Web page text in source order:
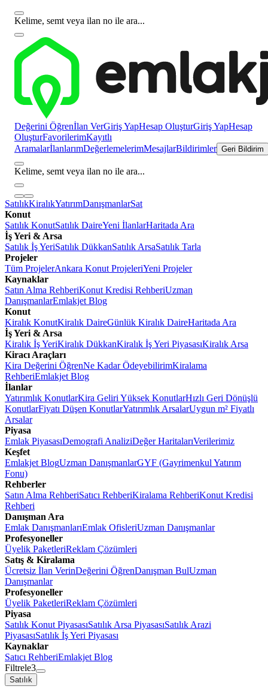
Kelime, semt veya ilan no ile ara...
Değerini Öğrenİlan VerGiriş YapHesap OluşturGiriş YapHesap
OluşturFavorilerimKayıtlı
AramalarİlanlarımDeğerlemelerimMesajlarBildirimler Geri Bildirim
Kelime, semt veya ilan no ile ara...
SatılıkKiralıkYatırımDanışmanlarSat
Konut
Satılık KonutSatılık DaireYeni İlanlarHaritada Ara
İş Yeri & Arsa
Satılık İş YeriSatılık DükkanSatılık ArsaSatılık Tarla
Projeler
Tüm ProjelerAnkara Konut ProjeleriYeni Projeler
Kaynaklar
Satın Alma RehberiKonut Kredisi RehberiUzman
DanışmanlarEmlakjet Blog
Konut
Kiralık KonutKiralık DaireGünlük Kiralık DaireHaritada Ara
İş Yeri & Arsa
Kiralık İş YeriKiralık DükkanKiralık İş Yeri PiyasasıKiralık Arsa
Kiracı Araçları
Kira Değerini ÖğrenNe Kadar ÖdeyebilirimKiralama
RehberiEmlakjet Blog
İlanlar
Yatırımlık KonutlarKira Geliri Yüksek KonutlarHızlı Geri Dönüşlü
KonutlarFiyatı Düşen KonutlarYatırımlık ArsalarUygun m² Fiyatlı
Arsalar
Piyasa
Emlak PiyasasıDemografi AnaliziDeğer HaritalarıVerilerimiz
Keşfet
Emlakjet BlogUzman DanışmanlarGYF (Gayrimenkul Yatırım
Fonu)
Rehberler
Satın Alma RehberiSatıcı RehberiKiralama RehberiKonut Kredisi
Rehberi
Danışman Ara
Emlak DanışmanlarıEmlak OfisleriUzman Danışmanlar
Profesyoneller
Üyelik PaketleriReklam Çözümleri
Satış & Kiralama
Ücretsiz İlan VerinDeğerini ÖğrenDanışman BulUzman
Danışmanlar
Profesyoneller
Üyelik PaketleriReklam Çözümleri
Piyasa
Satılık Konut PiyasasıSatılık Arsa PiyasasıSatılık Arazi
PiyasasıSatılık İş Yeri Piyasası
Kaynaklar
Satıcı RehberiEmlakjet Blog
Filtrele3
Satılık